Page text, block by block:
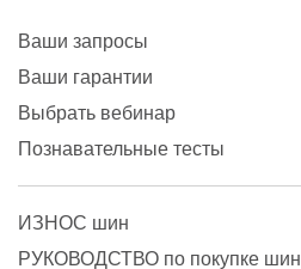
Ваши запросы
Ваши гарантии
Выбрать вебинар
Познавательные тесты
ИЗНОС шин
РУКОВОДСТВО по покупке шин